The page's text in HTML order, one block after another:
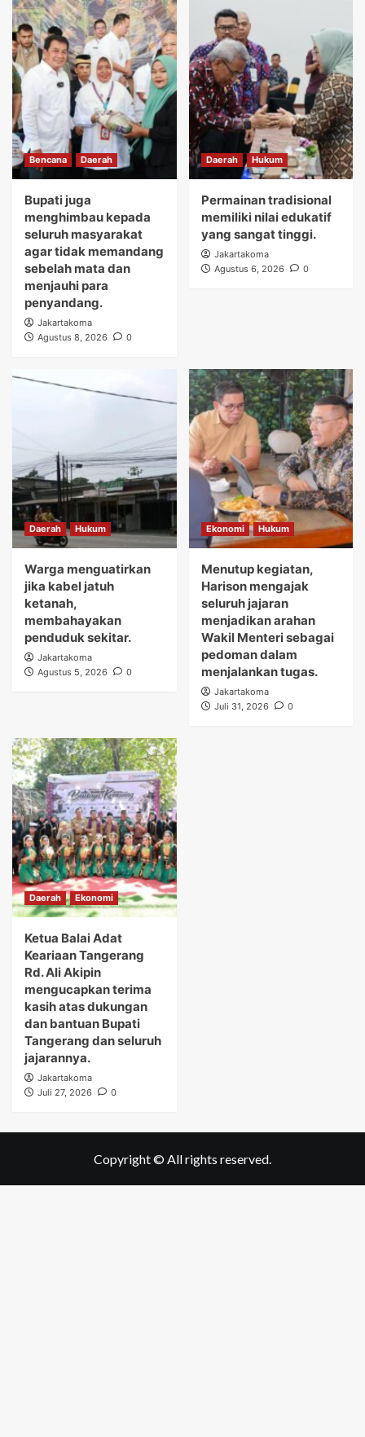
Bencana Daerah
Bupati juga
menghimbau kepada
seluruh masyarakat
agar tidak memandang
sebelah mata dan
menjauhi para
penyandang.
Jakartakoma
Agustus 8, 2026
0
Daerah Hukum
Permainan tradisional
memiliki nilai edukatif
yang sangat tinggi.
Jakartakoma
Agustus 6, 2026
0
Daerah Hukum
Warga menguatirkan
jika kabel jatuh
ketanah,
membahayakan
penduduk sekitar.
Jakartakoma
Agustus 5, 2026
0
Ekonomi Hukum
Menutup kegiatan,
Harison mengajak
seluruh jajaran
menjadikan arahan
Wakil Menteri sebagai
pedoman dalam
menjalankan tugas.
Jakartakoma
Juli 31, 2026
0
Daerah Ekonomi
Ketua Balai Adat
Keariaan Tangerang
Rd. Ali Akipin
mengucapkan terima
kasih atas dukungan
dan bantuan Bupati
Tangerang dan seluruh
jajarannya.
Jakartakoma
Juli 27, 2026
0
Copyright © All rights reserved.